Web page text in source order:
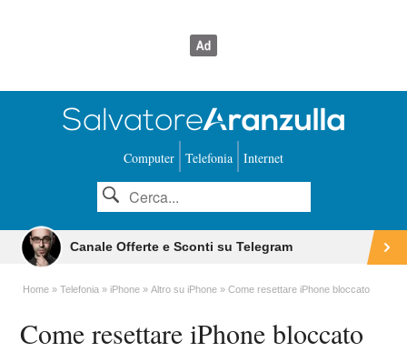
Computer Telefonia Internet
Canale Offerte e Sconti su Telegram
Home Telefonia iPhone Altro su iPhone Come resettare iPhone bloccato
Come resettare iPhone bloccato